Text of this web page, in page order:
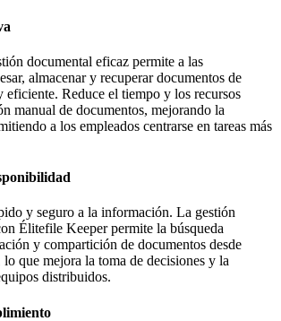
documental eficaz permite a las
almacenar y recuperar documentos de
eficiente. Reduce el tiempo y los recursos
manual de documentos, mejorando la
a los empleados centrarse en tareas más
y seguro a la información. La gestión
Élitefile Keeper permite la búsqueda
y compartición de documentos desde
que mejora la toma de decisiones y la
distribuidos.